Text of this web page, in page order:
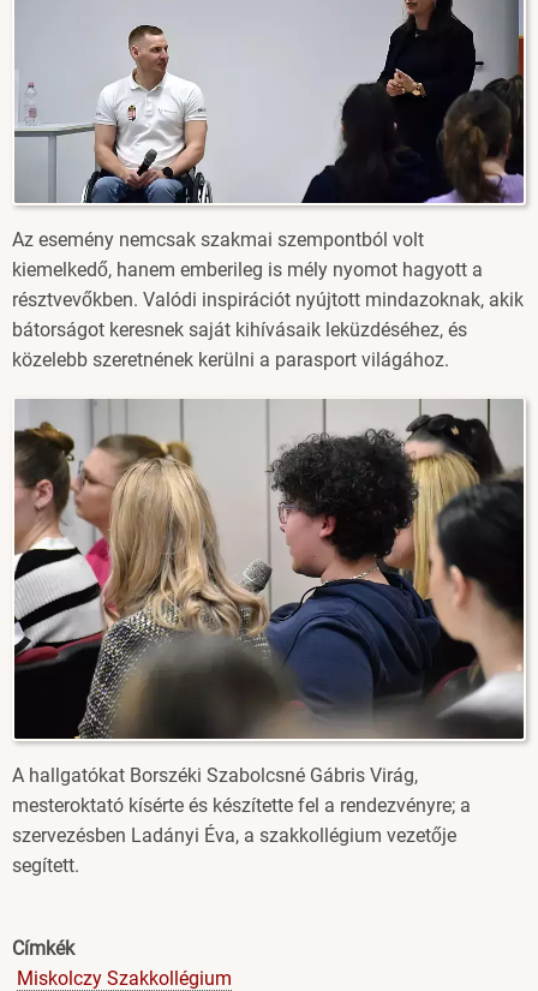
Az esemény nemcsak szakmai szempontból volt
kiemelkedő, hanem emberileg is mély nyomot hagyott a
résztvevőkben. Valódi inspirációt nyújtott mindazoknak, akik
bátorságot keresnek saját kihívásaik leküzdéséhez, és
közelebb szeretnének kerülni a parasport világához.
A hallgatókat Borszéki Szabolcsné Gábris Virág,
mesteroktató kísérte és készítette fel a rendezvényre; a
szervezésben Ladányi Éva, a szakkollégium vezetője
segített.
Címkék
Miskolczy Szakkollégium